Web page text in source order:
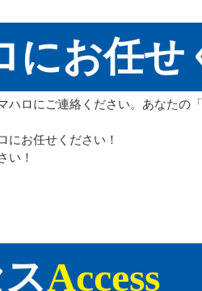
にお任せ
ロにご連絡ください。あなたの
にお任せください！
い！
Access